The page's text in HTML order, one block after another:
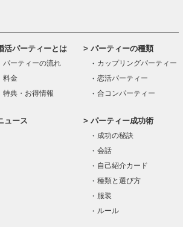
活パーティーとは
パーティーの流れ
料金
特典・お得情報
パーティーの種類
カップリングパーティー
恋活パーティー
合コンパーティー
ュース パーティー成功術
成功の秘訣
会話
自己紹介カード
種類と選び方
服装
ルール